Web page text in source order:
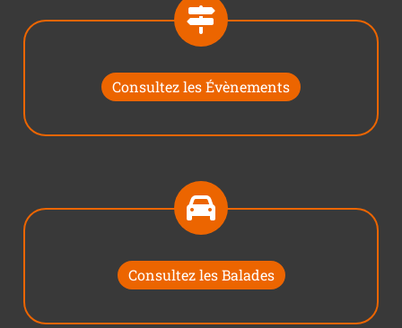
Consultez les Évènements
Consultez les Balades